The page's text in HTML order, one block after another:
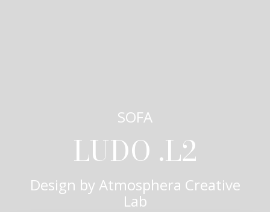
SOFA
LUDO .L2
Design byAtmosphera Creative
Lab